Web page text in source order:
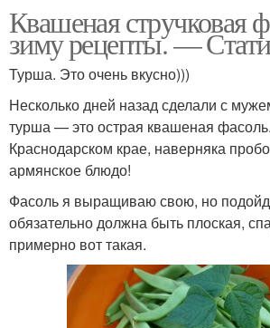
Квашеная стручковая
зиму рецепты. —
Турша. Это очень вкусно)))
Несколько дней назад сделали с
турша — это острая квашеная
Краснодарском крае, наверняка
армянское блюдо!
Фасоль я выращиваю свою, но
обязательно должна быть плоская,
примерно вот такая.